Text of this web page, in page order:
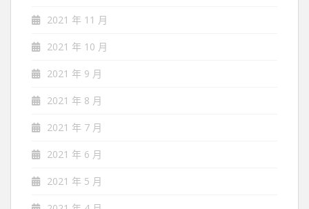
2021 年 11 月
2021 年 10 月
2021 年 9 月
2021 年 8 月
2021 年 7 月
2021 年 6 月
2021 年 5 月